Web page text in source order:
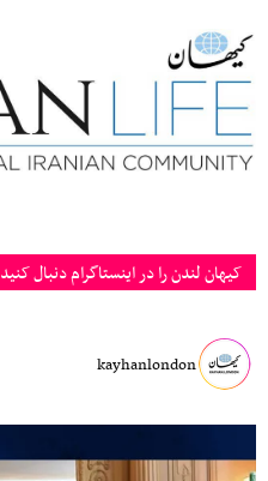
کیهان لندن را در اینستاگرام دنبال کنید
kayhanlondon